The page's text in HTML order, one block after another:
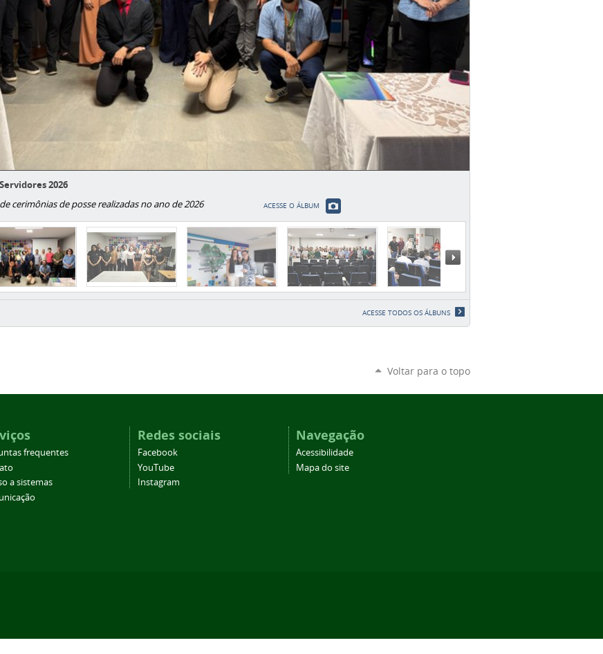
2026
cerimônias de posse realizadas no ano de 2026
ACESSE O ÁLBUM
ACESSE TODOS OS ÁLBUNS
Voltar para o topo
frequentes
a sistemas
Redes sociais
Facebook
YouTube
Instagram
Navegação
Acessibilidade
Mapa do site